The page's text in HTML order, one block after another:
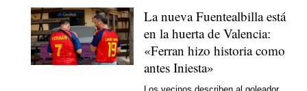
La nueva Fuentealbilla está
en la huerta de Valencia:
«Ferran hizo historia como
antes Iniesta»